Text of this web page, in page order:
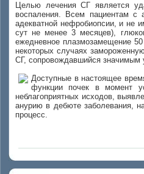
Целью лечения СГ является
воспаления. Всем пациентам с
адекватной нефробиопсии, и не
сут не менее 3 месяцев),
ежедневное плазмозамещение
некоторых случаях
СГ, сопровождавшийся значимым
Доступные в настоящее
функции почек в момент
неблагоприятных исходов,
анурию в дебюте заболевания,
процесс.